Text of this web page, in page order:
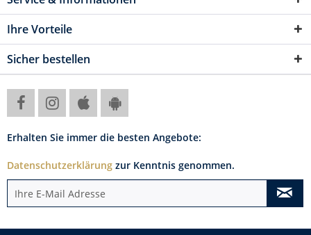
Ihre Vorteile
Sicher bestellen
Erhalten Sie immer die besten Angebote:
Datenschutzerklärung zur Kenntnis genommen.